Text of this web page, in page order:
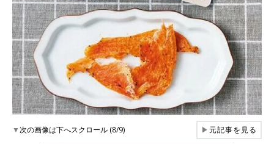
▼次の画像は下へスクロール (8/9) ▶元記事を見る